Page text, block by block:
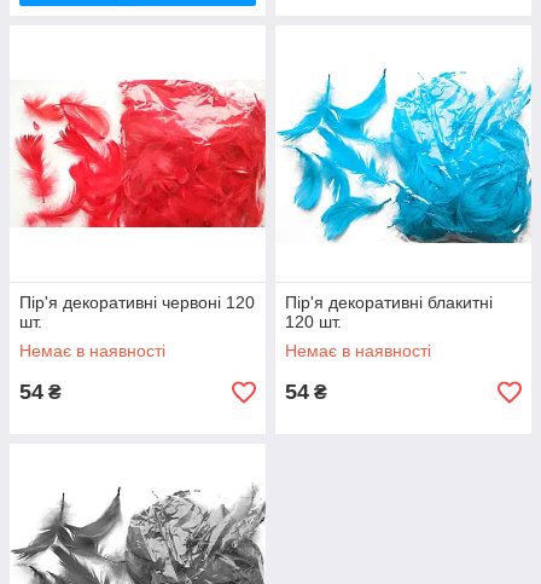
Пір'я декоративні червоні 120
шт.
Немає в наявності
54 ₴
Пір'я декоративні блакитні
120 шт.
Немає в наявності
54 ₴